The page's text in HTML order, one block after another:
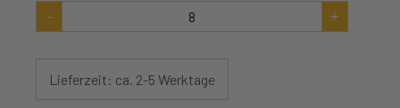
-
25
kg
+
Lieferzeit: ca. 2-5 Werktage